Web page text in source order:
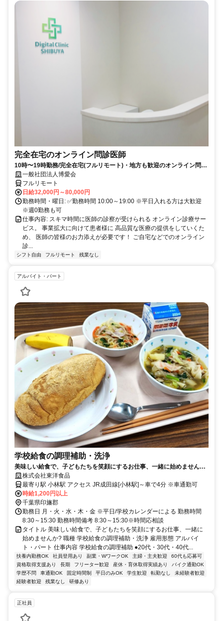
完全在宅のオンライン問診医師
10時〜19時勤務/完全在宅(フルリモート)・地方も歓迎のオンライン問診
業務一般社団法人博愛会
フルリモート
日給32,000円～80,000円
勤務時間・曜日: ✅勤務時間 10:00～19:00 ※平日入れる方は大歓迎
※週0勤務も可
仕事内容: スキマ時間に医師の診察が受けられる オンライン診療サー
ビス。 事業拡大に向けて患者様に 高品質な医療の提供をしていくた
め、 医師の皆様のお力添えが必要です！ ご自宅などでのオンライン
診...
シフト自由 フルリモート 残業なし
アルバイト・パート
学校給食の調理補助・洗浄
美味しい給食で、子どもたちを笑顔にするお仕事、一緒に始めません
か?株式会社東洋食品
最寄り駅 小林駅 アクセス JR成田線[小林駅]～車で4分 ※車通勤可
時給1,200円以上
千葉県印旛郡
勤務日 月・火・水・木・金 ※平日/学校カレンダーによる 勤務時間
8:30～15:30 勤務時間備考 8:30～15:30※時間応相談
タイトル 美味しい給食で、子どもたちを笑顔にするお仕事、一緒に
始めませんか? 職種 学校給食の調理補助・洗浄 雇用形態 アルバイ
ト・パート 仕事内容 学校給食の調理補助 ●20代・30代・40代...
扶養内勤務OK 社員登用あり 副業・WワークOK 主婦・主夫歓迎
60代も応募可
資格取得支援あり
長期 フリーター歓迎 産休・育休取得実績あり
バイク通勤OK
学歴不問
車通勤OK 固定時間制 平日のみOK 学生歓迎 転勤なし
未経験者歓迎
経験者歓迎
残業なし 研修あり
正社員